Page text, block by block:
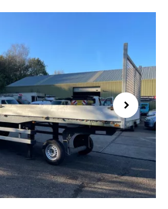
Next